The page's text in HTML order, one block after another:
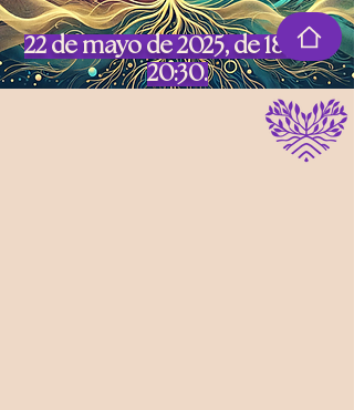
22 de mayo de 2025, de 18:30 a
20:30.